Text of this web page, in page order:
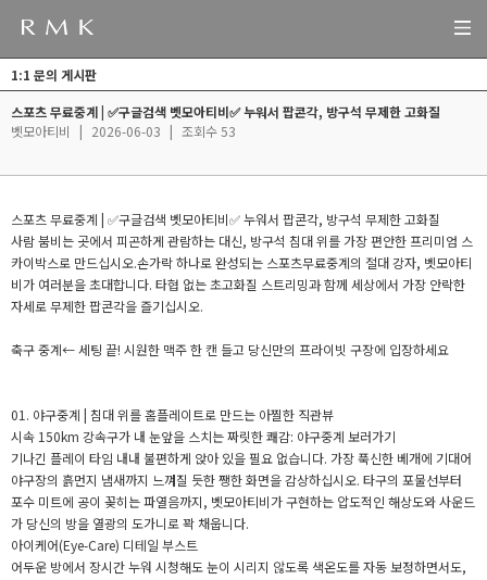
1:1 문의 게시판
스포츠 무료중계 | ✅구글검색 벳모아티비✅ 누워서 팝콘각, 방구석 무제한 고화질
벳모아티비
| 2026-06-03 | 조회수 53
스포츠 무료중계 | ✅구글검색 벳모아티비✅ 누워서 팝콘각, 방구석 무제한 고화질
사람 붐비는 곳에서 피곤하게 관람하는 대신, 방구석 침대 위를 가장 편안한 프리미엄 스
카이박스로 만드십시오.손가락 하나로 완성되는 스포츠무료중계의 절대 강자, 벳모아티
비가 여러분을 초대합니다. 타협 없는 초고화질 스트리밍과 함께 세상에서 가장 안락한
자세로 무제한 팝콘각을 즐기십시오.
축구 중계← 세팅 끝! 시원한 맥주 한 캔 들고 당신만의 프라이빗 구장에 입장하세요
01. 야구중계 | 침대 위를 홈플레이트로 만드는 아찔한 직관뷰
시속 150km 강속구가 내 눈앞을 스치는 짜릿한 쾌감: 야구중계 보러가기
기나긴 플레이 타임 내내 불편하게 앉아 있을 필요 없습니다. 가장 푹신한 베개에 기대어
야구장의 흙먼지 냄새까지 느껴질 듯한 쨍한 화면을 감상하십시오. 타구의 포물선부터
포수 미트에 공이 꽂히는 파열음까지, 벳모아티비가 구현하는 압도적인 해상도와 사운드
가 당신의 방을 열광의 도가니로 꽉 채웁니다.
아이케어(Eye-Care) 디테일 부스트
어두운 방에서 장시간 누워 시청해도 눈이 시리지 않도록 색온도를 자동 보정하면서도,